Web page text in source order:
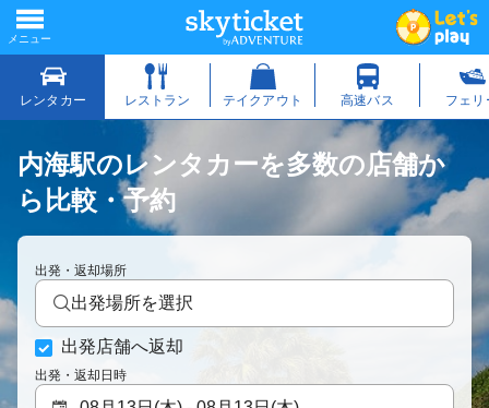
内海駅のレンタカーを多数の店舗か
ら比較・予約
出発・返却場所
出発場所を選択
出発店舗へ返却
出発・返却日時